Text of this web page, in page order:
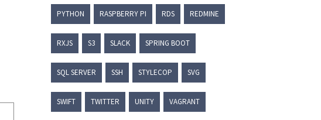
PYTHON RASPBERRY PI RDS REDMINE
RXJS S3 SLACK SPRING BOOT
SQL SERVER SSH STYLECOP SVG
SWIFT TWITTER UNITY VAGRANT